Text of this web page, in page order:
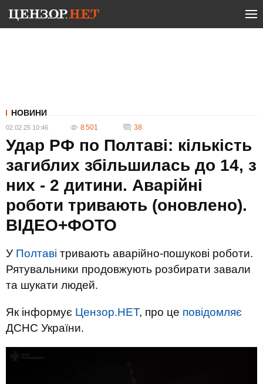
НОВИНИ
02.02.25 10:46 8 501 38
Удар РФ по Полтаві: кількість
загиблих збільшилась до 14, з
них - 2 дитини. Аварійні
роботи тривають (оновлено).
ВІДЕО+ФОТО
У Полтаві тривають аварійно-пошукові роботи.
Рятувальники продовжують розбирати завали
та шукати людей.
Як інформує Цензор.НЕТ, про це повідомляє
ДСНС України.